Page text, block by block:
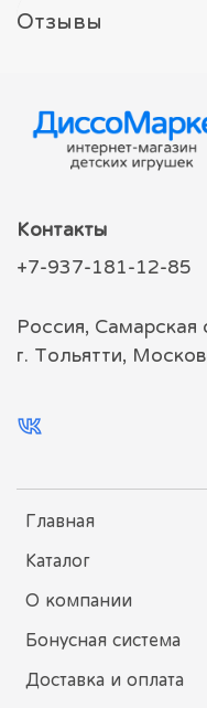
Отзывы
Главная
Каталог
О компании
Бонусная система
Доставка и оплата
Контакты
+7-937-181-12-85
Россия, Самарская
г. Тольятти,